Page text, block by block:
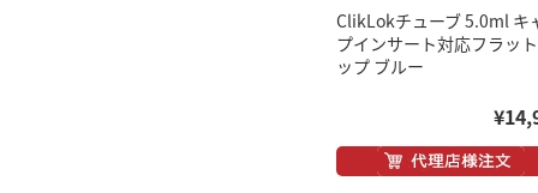
ClikLokチューブ 5.0ml キ
プインサート対応フラッ
ップ ブルー